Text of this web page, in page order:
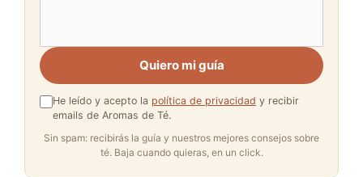
Quiero mi guía
He leído y acepto la política de privacidad y recibir
emails de Aromas de Té.
Sin spam: recibirás la guía y nuestros mejores consejos sobre
té. Baja cuando quieras, en un click.